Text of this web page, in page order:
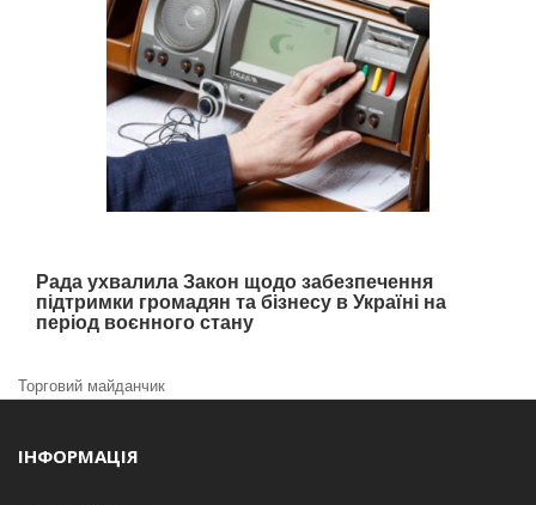
Рада ухвалила Закон щодо забезпечення
підтримки громадян та бізнесу в Україні на
період воєнного стану
Торговий майданчик
ІНФОРМАЦІЯ